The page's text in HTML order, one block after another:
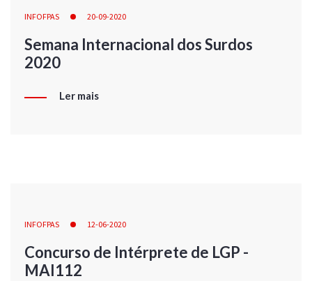
INFOFPAS 20-09-2020
Semana Internacional dos Surdos
2020
Ler mais
INFOFPAS 12-06-2020
Concurso de Intérprete de LGP -
MAI112